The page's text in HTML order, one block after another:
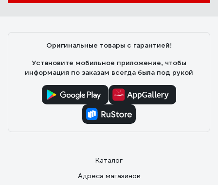
Оригинальные товары с гарантией!
Установите мобильное приложение, чтобы
информация по заказам всегда была под рукой
Каталог
Адреса магазинов